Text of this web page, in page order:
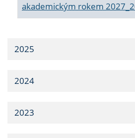
akademickým rokem
2025
2024
2023